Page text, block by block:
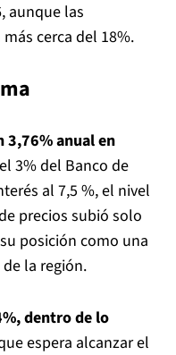
aunque las
cerca del 18%.
3,76% anual en
3% del Banco de
al 7,5 %, el nivel
precios subió solo
posición como una
la región.
dentro de lo
espera alcanzar el